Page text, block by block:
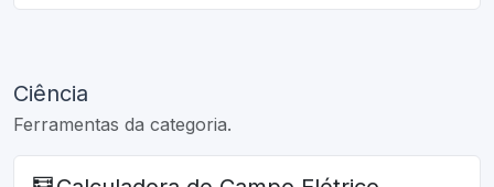
Ciência
Ferramentas da categoria.